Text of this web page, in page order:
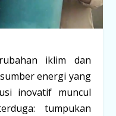
iklim dan
energi yang
inovatif muncul
tumpukan